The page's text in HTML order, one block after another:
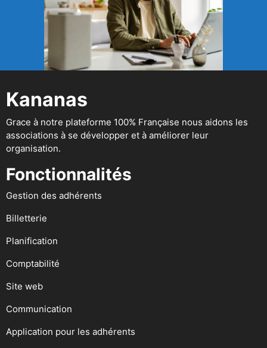
Kananas
Grace à notre plateforme 100% Française nous aidons les
associations à se développer et à améliorer leur
organisation.
Fonctionnalités
Gestion des adhérents
Billetterie
Planification
Comptabilité
Site web
Communication
Application pour les adhérents